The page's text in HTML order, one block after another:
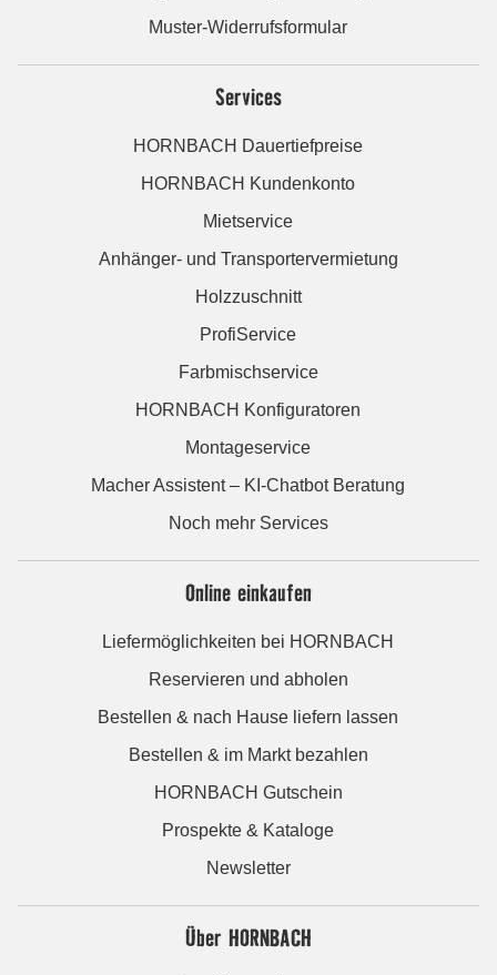
Muster-Widerrufsformular
Services
HORNBACH Dauertiefpreise
HORNBACH Kundenkonto
Mietservice
Anhänger- und Transportervermietung
Holzzuschnitt
ProfiService
Farbmischservice
HORNBACH Konfiguratoren
Montageservice
Macher Assistent – KI-Chatbot Beratung
Noch mehr Services
Online einkaufen
Liefermöglichkeiten bei HORNBACH
Reservieren und abholen
Bestellen & nach Hause liefern lassen
Bestellen & im Markt bezahlen
HORNBACH Gutschein
Prospekte & Kataloge
Newsletter
Über HORNBACH